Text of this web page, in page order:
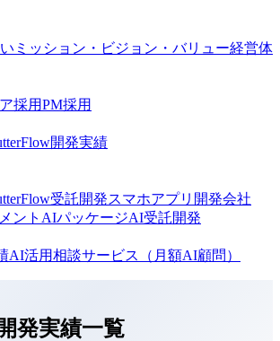
ミッション・ビジョン・バリュー経営体
採用PM採用
開発実績
受託開発スマホアプリ開発会社
ント AIパッケージAI受託開発
AI活用相談サービス（月額AI顧問）
発実績一覧